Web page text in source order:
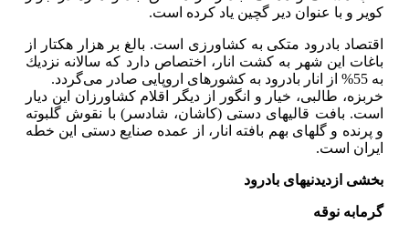
كویر و با عنوان دیر گچین یاد كرده است.
اقتصاد بادرود متكی به كشاورزی است. بالغ بر هزار هكتار از
باغات این شهر به كشت انار، اختصاص دارد كه سالانه نزدیك
به 55% از انار بادرود به كشورهای اروپایی صادر می‌گردد.
خربزه، طالبی، خیار و انگور از دیگر اقلام كشاورزان این دیار
است. بافت قالیهای دستی (كاشان، شادسر) با نقوش گلبوته
و پرنده و گلهای بهم بافته انار، از عمده صنایع دستی این خطه
ایران است.
بخشی ازدیدنیهای بادرود
گرمابه نوقه